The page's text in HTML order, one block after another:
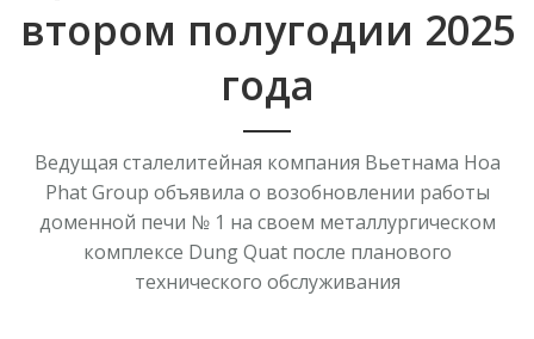
втором полугодии 2025
года
Ведущая сталелитейная компания Вьетнама Hoa
Phat Group объявила о возобновлении работы
доменной печи № 1 на своем металлургическом
комплексе Dung Quat после планового
технического обслуживания